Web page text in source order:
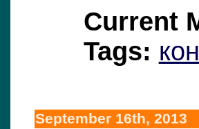
Current
Tags:
September 16th, 2013